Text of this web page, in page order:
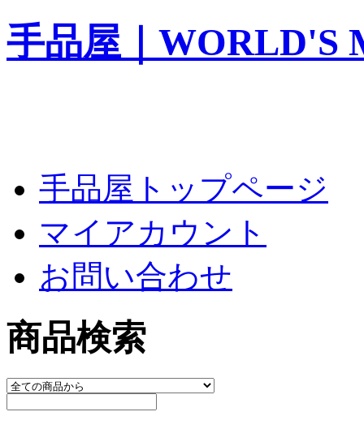
手品屋｜WORLD'S
手品屋トップページ
マイアカウント
お問い合わせ
商品検索